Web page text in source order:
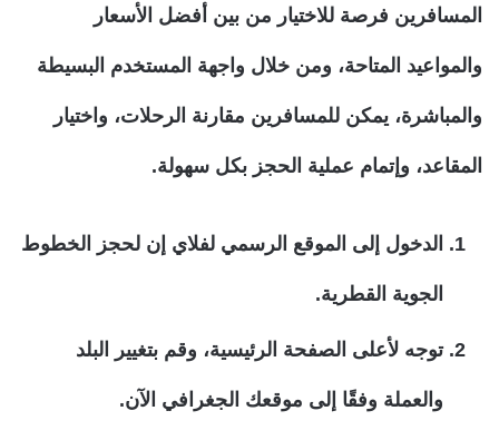
المسافرين فرصة للاختيار من بين أفضل الأسعار
والمواعيد المتاحة، ومن خلال واجهة المستخدم البسيطة
والمباشرة، يمكن للمسافرين مقارنة الرحلات، واختيار
المقاعد، وإتمام عملية الحجز بكل سهولة.
الدخول إلى الموقع الرسمي لفلاي إن لحجز الخطوط
الجوية القطرية.
توجه لأعلى الصفحة الرئيسية، وقم بتغيير البلد
والعملة وفقًا إلى موقعك الجغرافي الآن.